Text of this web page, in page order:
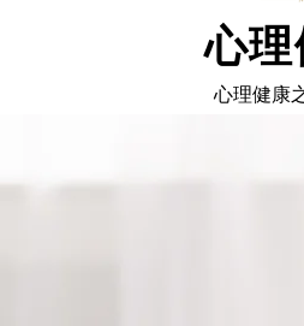
心
心理健康